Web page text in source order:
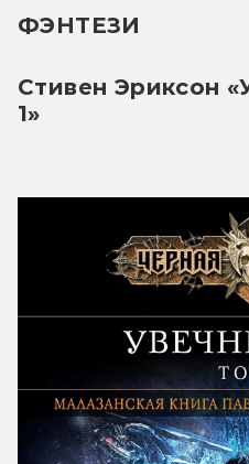
ФЭНТЕЗИ
Стивен Эриксон
1»